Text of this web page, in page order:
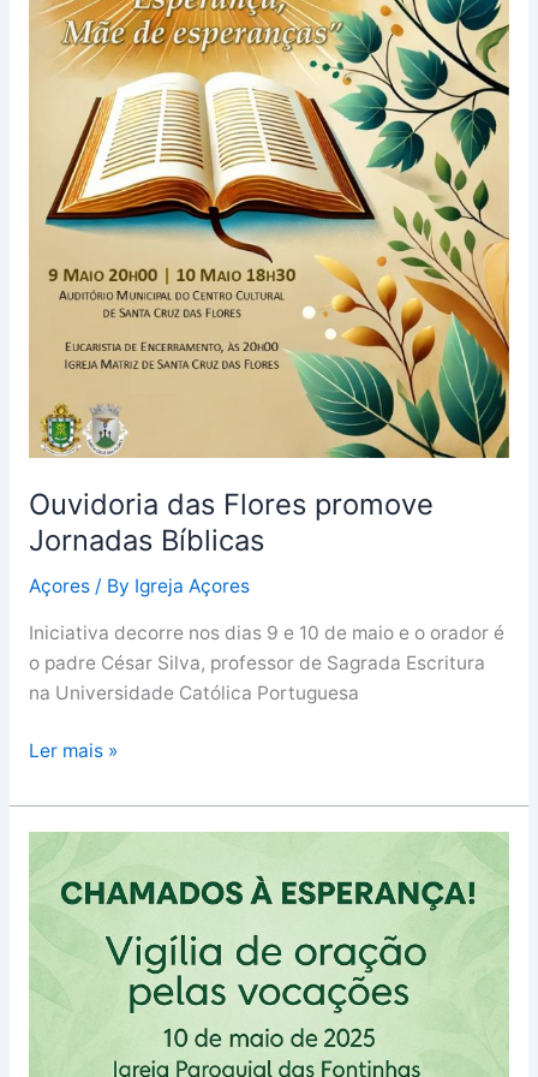
Ouvidoria das Flores promove
Jornadas Bíblicas
Açores/ By Igreja Açores
Iniciativa decorre nos dias 9 e 10 de maio e o orador é
o padre César Silva, professor de Sagrada Escritura
na Universidade Católica Portuguesa
Ler mais »
Semana
da
oração
pelas
começa